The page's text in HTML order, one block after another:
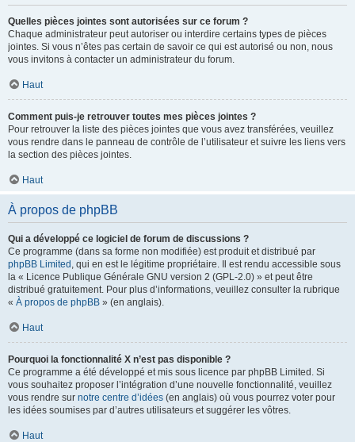
Quelles pièces jointes sont autorisées sur ce forum ?
Chaque administrateur peut autoriser ou interdire certains types de pièces
jointes. Si vous n’êtes pas certain de savoir ce qui est autorisé ou non, nous
vous invitons à contacter un administrateur du forum.
Haut
Comment puis-je retrouver toutes mes pièces jointes ?
Pour retrouver la liste des pièces jointes que vous avez transférées, veuillez
vous rendre dans le panneau de contrôle de l’utilisateur et suivre les liens vers
la section des pièces jointes.
Haut
À propos de phpBB
Qui a développé ce logiciel de forum de discussions ?
Ce programme (dans sa forme non modifiée) est produit et distribué par
phpBB Limited , qui en est le légitime propriétaire. Il est rendu accessible sous
la « Licence Publique Générale GNU version 2 (GPL-2.0) » et peut être
distribué gratuitement. Pour plus d’informations, veuillez consulter la rubrique
« À propos de phpBB » (en anglais).
Haut
Pourquoi la fonctionnalité X n’est pas disponible ?
Ce programme a été développé et mis sous licence par phpBB Limited. Si
vous souhaitez proposer l’intégration d’une nouvelle fonctionnalité, veuillez
vous rendre sur notre centre d’idées (en anglais) où vous pourrez voter pour
les idées soumises par d’autres utilisateurs et suggérer les vôtres.
Haut